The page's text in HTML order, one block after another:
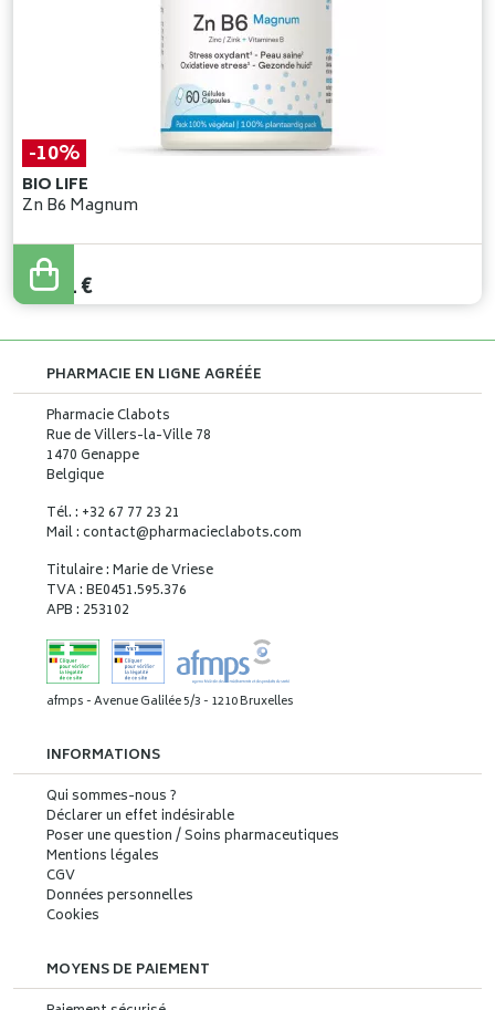
-10%
BIO LIFE
Zn B6 Magnum
15,90
14,31€
PHARMACIE EN LIGNE AGRÉÉE
Pharmacie Clabots
Rue de Villers-la-Ville 78
1470 Genappe
Belgique
Tél. : +32 67 77 23 21
Mail : contact@pharmacieclabots.com
Titulaire : Marie de Vriese
TVA : BE0451.595.376
APB : 253102
afmps - Avenue Galilée 5/3 - 1210 Bruxelles
INFORMATIONS
Qui sommes-nous ?
Déclarer un effet indésirable
Poser une question / Soins pharmaceutiques
Mentions légales
CGV
Données personnelles
Cookies
MOYENS DE PAIEMENT